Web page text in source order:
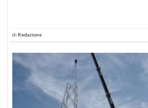
di Redazione